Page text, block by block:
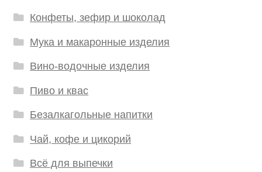
Конфеты, зефир и шоколад
Мука и макаронные изделия
Вино-водочные изделия
Пиво и квас
Безалкагольные напитки
Чай, кофе и цикорий
Всё для выпечки